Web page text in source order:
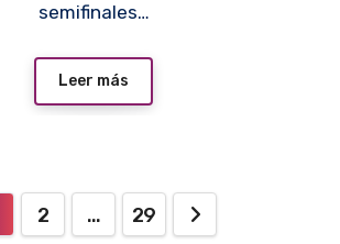
semifinales…
Leer más
2 … 29